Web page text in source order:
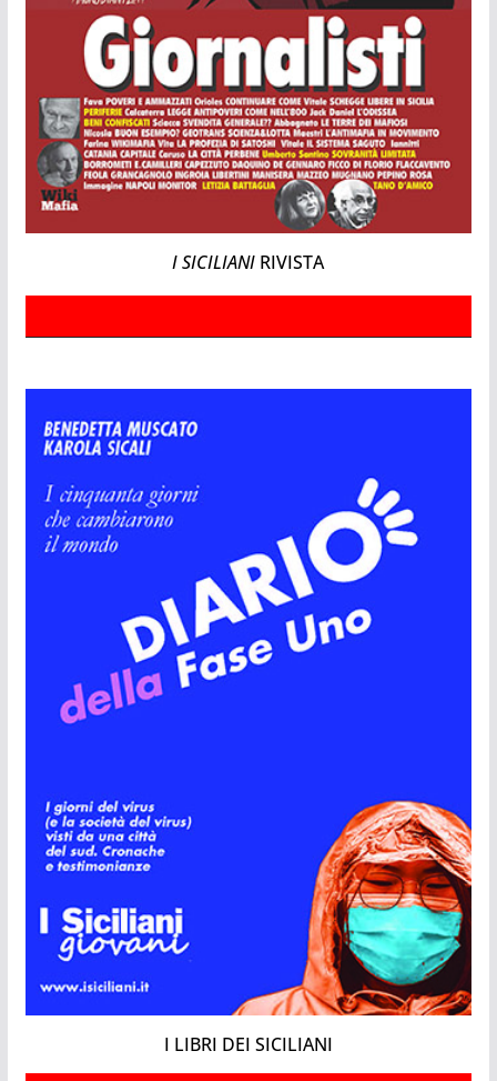
I SICILIANI RIVISTA
I LIBRI DEI SICILIANI